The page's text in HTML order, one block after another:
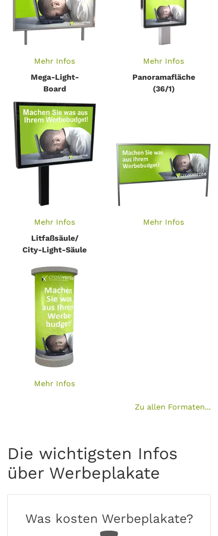
Mehr Infos
Mehr Infos
Mega-Light-
Board
Mehr Infos
Panoramafläche
(36/1)
Mehr Infos
Litfaßsäule/
City-Light-Säule
Mehr Infos
Zu allen Formaten...
Die wichtigsten Infos
über Werbeplakate
Was kosten Werbeplakate?